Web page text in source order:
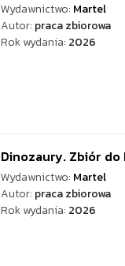
Wydawnictwo: Martel
Autor: praca zbiorowa
Rok wydania: 2026
Dinozaury. Zbiór do
Wydawnictwo: Martel
Autor: praca zbiorowa
Rok wydania: 2026